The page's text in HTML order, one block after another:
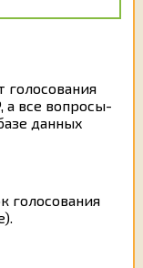
голосования
а все вопросы-
данных
голосования
]